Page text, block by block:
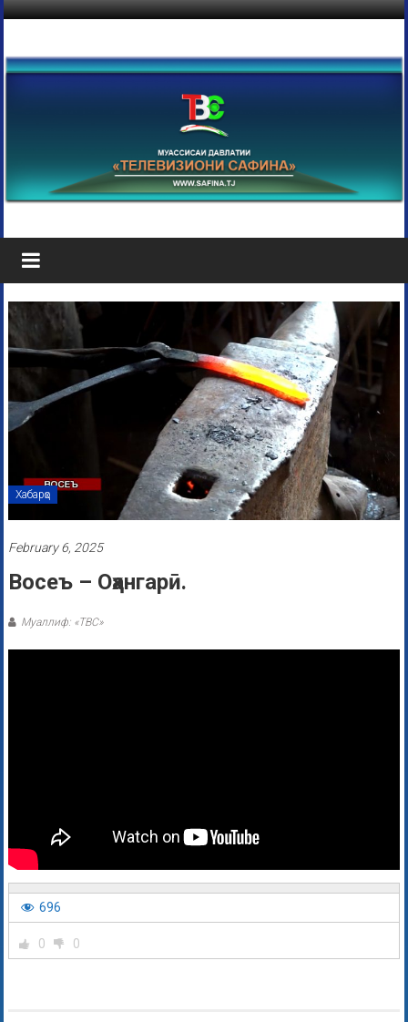
Хабарҳо
February 6, 2025
Восеъ – Оҳангарӣ.
Муаллиф: «ТВС»
696
0 0